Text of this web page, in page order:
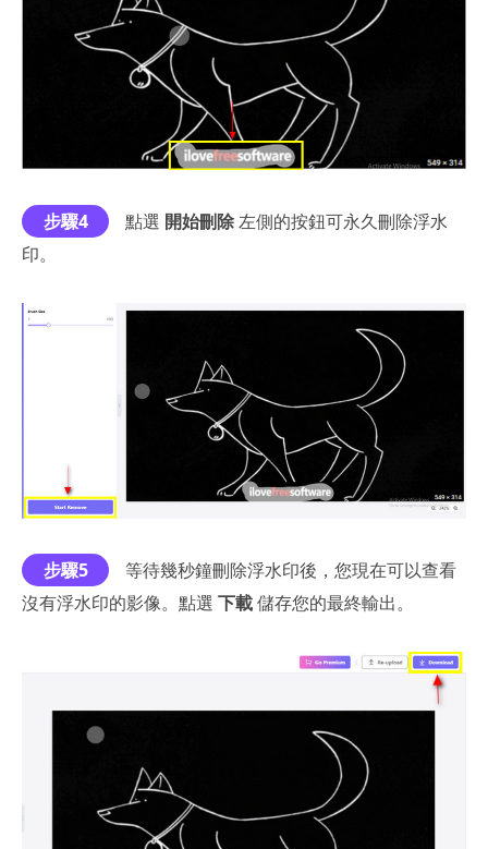
步驟4 點選 開始刪除左側的按鈕可永久刪除浮水
印。
步驟5
等待幾秒鐘刪除浮水印後，您現在可以查看
沒有浮水印的影像。點選 下載儲存您的最終輸出。